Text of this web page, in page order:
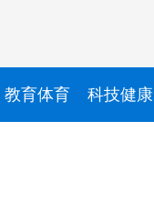
教育体育 科技健康